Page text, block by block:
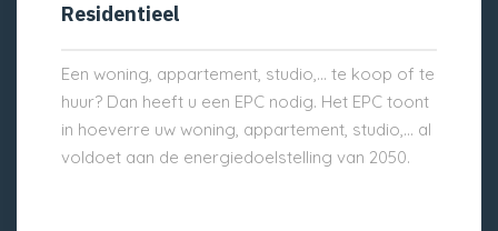
Residentieel
Een woning, appartement, studio,… te koop of te
huur? Dan heeft u een EPC nodig. Het EPC toont
in hoeverre uw woning, appartement, studio,… al
voldoet aan de energiedoelstelling van 2050.